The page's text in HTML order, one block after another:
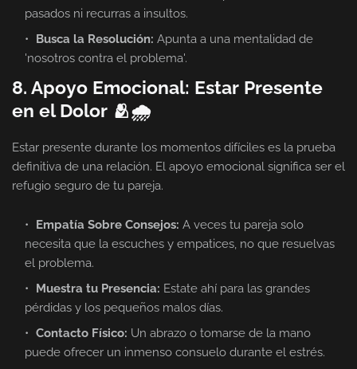
pasados ni recurras a insultos.
Busca la Resolución: Apunta a una mentalidad de
'nosotros contra el problema'.
8. Apoyo Emocional: Estar Presente
en el Dolor 🫂🌧️
Estar presente durante los momentos difíciles es la prueba
definitiva de una relación. El apoyo emocional significa ser el
refugio seguro de tu pareja.
Empatía Sobre Consejos: A veces tu pareja solo
necesita que la escuches y empatices, no que resuelvas
el problema.
Muestra tu Presencia: Estate ahí para las grandes
pérdidas y los pequeños malos días.
Contacto Físico: Un abrazo o tomarse de la mano
puede ofrecer un inmenso consuelo durante el estrés.